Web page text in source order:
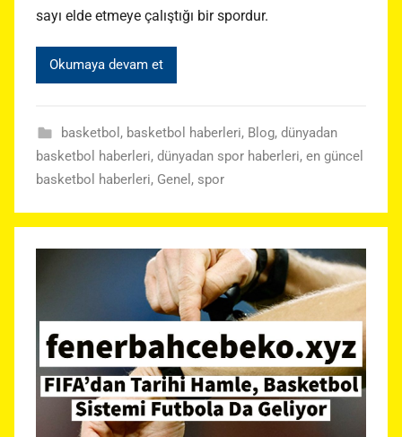
sayı elde etmeye çalıştığı bir spordur.
Okumaya devam et
basketbol , basketbol haberleri, Blog, dünyadan
basketbol haberleri, dünyadan spor haberleri, en güncel
basketbol haberleri, Genel , spor